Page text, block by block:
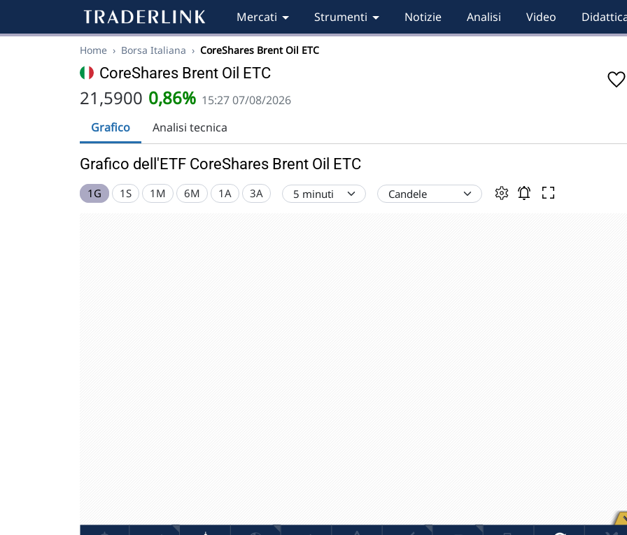
Mercati Strumenti Notizie Analisi Video
Home › Borsa Italiana › CoreShares Brent Oil ETC
CoreShares Brent Oil ETC
21,5900 0,86% 15:27 07/08/2026
Grafico
Analisi tecnica
Grafico dell'ETF CoreShares Brent Oil ETC
1G 1S 1M 6M 1A 3A